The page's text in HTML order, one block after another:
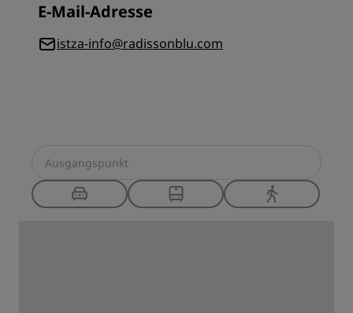
E-Mail-Adresse
istza-info@radissonblu.com